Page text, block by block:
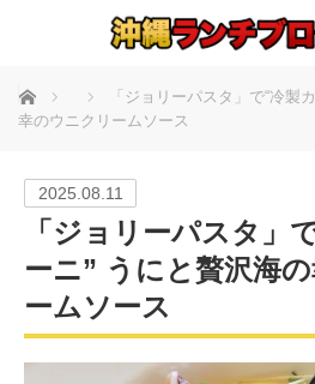
ホーム
「ジョリーパスタ」で“冷製
幸のウニクリームソース
2025.08.11
「ジョリーパスタ」
ーニ” うにと贅沢海
ームソース